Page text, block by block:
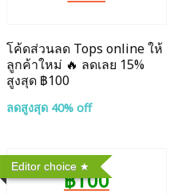
โค้ดส่วนลด Tops online ให้
ลูกค้าใหม่ 🔥 ลดเลย 15%
สูงสุด ฿100
ลดสูงสุด 40% off
Editor choice
฿100